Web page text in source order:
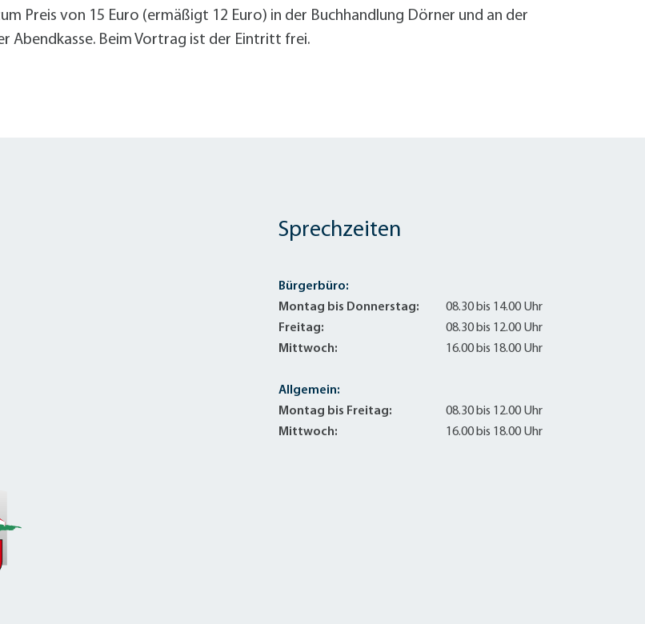
Preis von 15 Euro (ermäßigt 12 Euro) in der Buchhandlung Dörner und an der
Abendkasse. Beim Vortrag ist der Eintritt frei.
Sprechzeiten
Bürgerbüro:
Montag bis Donnerstag:
08.30 bis 14.00 Uhr
Freitag:
08.30 bis 12.00 Uhr
Mittwoch:
16.00 bis 18.00 Uhr
Allgemein:
Montag bis Freitag:
08.30 bis 12.00 Uhr
Mittwoch:
16.00 bis 18.00 Uhr